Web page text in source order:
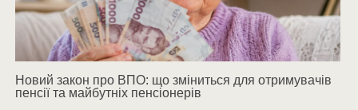
Новий закон про ВПО: що зміниться для отримувачів
пенсії та майбутніх пенсіонерів